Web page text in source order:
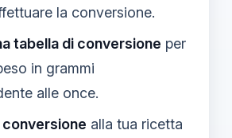
la conversione.
tabella di conversione per
in grammi
alle once.
alla tua ricetta